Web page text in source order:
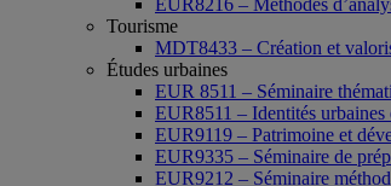
EUR8216 – Méthodes
Tourisme
MDT8433 – Création et
Études urbaines
EUR 8511 – Séminaire
EUR8511 – Identités
EUR9119 – Patrimoine et
EUR9335 – Séminaire de
EUR9212 – Séminaire